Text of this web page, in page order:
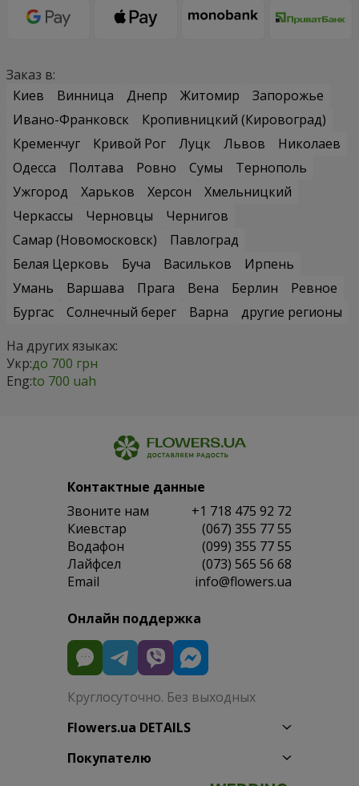
Заказ в:
Киев
Винница Днепр Житомир
Запорожье
Ивано-Франковск
Кропивницкий (Кировоград)
Кременчуг
Кривой Рог Луцк Львов
Николаев
Одесса
Полтава Ровно Сумы
Тернополь
Ужгород
Харьков Херсон
Хмельницкий
Черкассы
Черновцы
Чернигов
Самар (Новомосковск)
Павлоград
Белая Церковь
Буча Васильков
Ирпень
Умань
Варшава Прага Вена Берлин
Ревное
Бургас
Солнечный берег Варна
другие регионы
На других языках:
Укр:до 700 грн
Eng:to 700 uah
Контактные данные
Звоните нам
+1 718 475 92 72
Киевстар
(067) 355 77 55
Водафон
(099) 355 77 55
Лайфсел
(073) 565 56 68
Email
info@flowers.ua
Онлайн поддержка
Круглосуточно. Без выходных
Flowers.ua DETAILS
Покупателю